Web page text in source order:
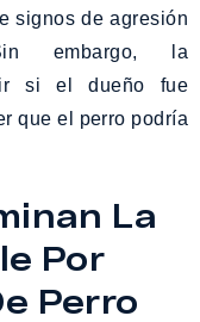
signos de agresión
embargo, la
si el dueño fue
que el perro podría
La
Por
Perro